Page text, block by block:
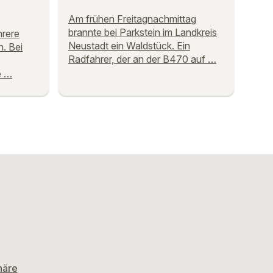
Bei
…
Am frühen Freitagnachmittag
brannte bei Parkstein im Landkreis
Neustadt ein Waldstück. Ein
Radfahrer, der an der B470 auf …